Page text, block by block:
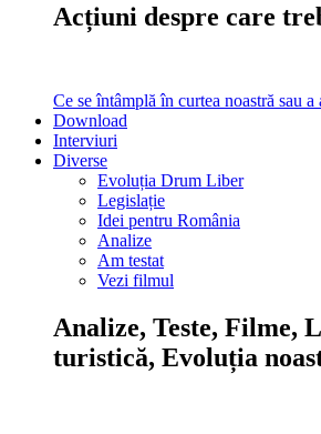
Acțiuni despre care
Ce se întâmplă în curtea noastră sau
Download
Interviuri
Diverse
Evoluția Drum Liber
Legislație
Idei pentru România
Analize
Am testat
Vezi filmul
Analize, Teste, Filme,
turistică, Evoluția